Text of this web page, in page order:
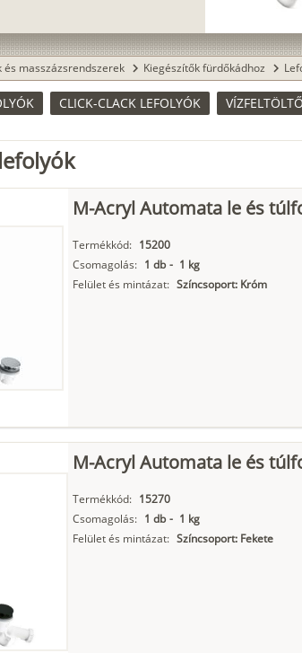
és masszázsrendszerek chevron_right Kiegészítők fürdőkádhoz chevron_right
CLICK-CLACK LEFOLYÓK
M-Acryl Automata le és
Termékkód: 15200
Csomagolás: 1 db - 1 kg
Felület és mintázat: Színcsoport: Króm
M-Acryl Automata le és
Termékkód: 15270
Csomagolás: 1 db - 1 kg
Felület és mintázat: Színcsoport: Fekete